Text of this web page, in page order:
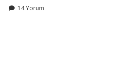
14 Yorum